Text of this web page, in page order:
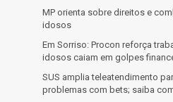
MP orienta sobre direitos e
idosos
Em Sorriso: Procon reforça
idosos caiam em golpes
SUS amplia teleatendimento
problemas com bets; saiba